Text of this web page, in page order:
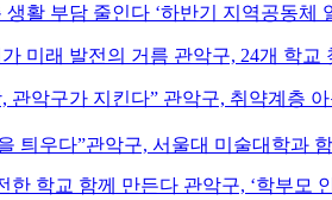
활 부담 줄인다 ‘하반기 지역공동체
미래 발전의 거름 관악구, 24개 학교
관악구가 지킨다” 관악구, 취약계층
틔우다”관악구, 서울대 미술대학과
한 학교 함께 만든다 관악구, ‘학부모